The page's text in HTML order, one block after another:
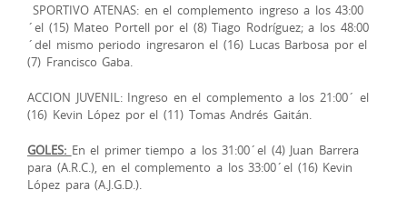
SPORTIVO ATENAS: en el complemento ingreso a los 43:00
´el (15) Mateo Portell por el (8) Tiago Rodríguez; a los 48:00
´del mismo periodo ingresaron el (16) Lucas Barbosa por el
(7) Francisco Gaba.
ACCION JUVENIL: Ingreso en el complemento a los 21:00´ el
(16) Kevin López por el (11) Tomas Andrés Gaitán.
GOLES: En el primer tiempo a los 31:00´el (4) Juan Barrera
para (A.R.C.), en el complemento a los 33:00´el (16) Kevin
López para (A.J.G.D.).